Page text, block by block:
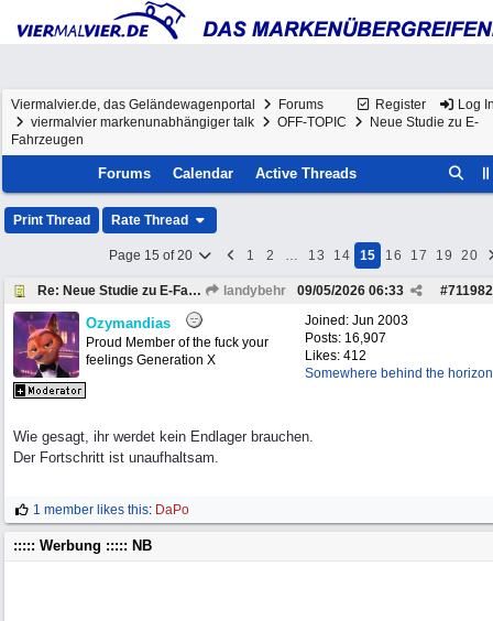
Register Log
Viermalvier.de, das Geländewagenportal
Forums
viermalvier markenunabhängiger talk
OFF-TOPIC
Neue Studie zu E-
Fahrzeugen
Forums Calendar Active Threads
Print Thread Rate Thread
Page 15 of 20 1 2 … 13 14 15 16 17 19 20
Re: Neue Studie zu E-Fahrzeugen landybehr #711982
09/05/2026 06:33
Joined: Jun 2003
Posts: 16,907
Likes: 412
Somewhere behind the horizon
Ozymandias
Proud Member of the fuck your
feelings Generation X
Wie gesagt, ihr werdet kein Endlager brauchen.
Der Fortschritt ist unaufhaltsam.
1 member likes this: DaPo
::::: Werbung ::::: NB